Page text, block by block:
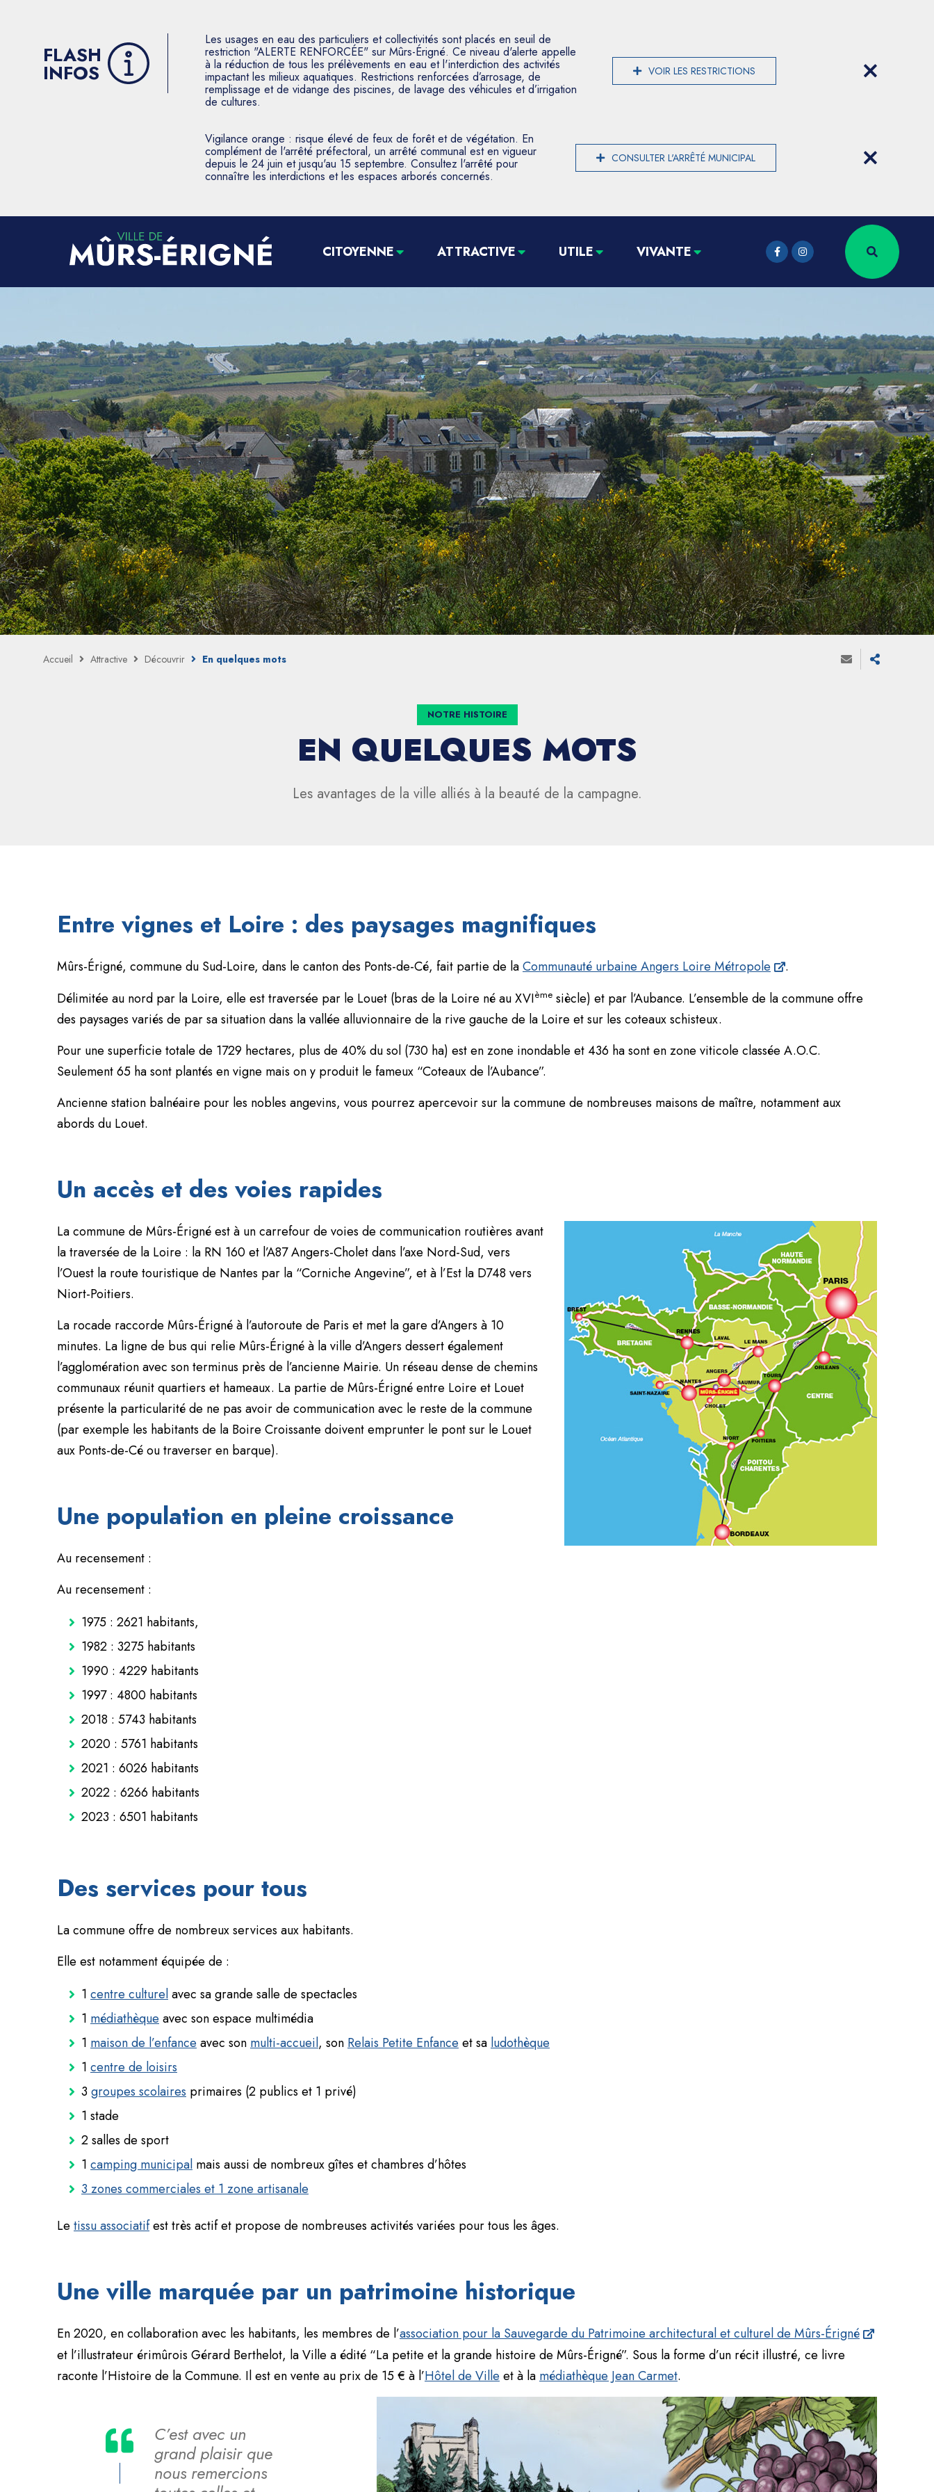
FLASH
INFOS
Les usages en eau des particuliers et collectivités sont placés en seuil de
restriction "ALERTE RENFORCÉE" sur Mûrs-Érigné. Ce niveau d'alerte appelle
à la réduction de tous les prélèvements en eau et l'interdiction des activités
impactant les milieux aquatiques. Restrictions renforcées d’arrosage, de
remplissage et de vidange des piscines, de lavage des véhicules et d’irrigation
de cultures.
VOIR LES RESTRICTIONS
Vigilance orange : risque élevé de feux de forêt et de végétation. En
complément de l'arrêté préfectoral, un arrêté communal est en vigueur
depuis le 24 juin et jusqu'au 15 septembre. Consultez l'arrêté pour
connaître les interdictions et les espaces arborés concernés.
CONSULTER L'ARRÊTÉ MUNICIPAL
CITOYENNE ATTRACTIVE UTILE VIVANTE
Accueil Attractive Découvrir En quelques mots
NOTRE HISTOIRE
EN QUELQUES MOTS
Les avantages de la ville alliés à la beauté de la campagne.
Entre vignes et Loire : des paysages magnifiques
Mûrs-Érigné, commune du Sud-Loire, dans le canton des Ponts-de-Cé, fait partie de laCommunauté urbaine Angers Loire Métropole
.
Délimitée au nord par la Loire, elle est traversée par le Louet (bras de la Loire né au XVIème siècle) et par l’Aubance. L’ensemble de la commune offre
des paysages variés de par sa situation dans la vallée alluvionnaire de la rive gauche de la Loire et sur les coteaux schisteux.
Pour une superficie totale de 1729 hectares, plus de 40% du sol (730 ha) est en zone inondable et 436 ha sont en zone viticole classée A.O.C.
Seulement 65 ha sont plantés en vigne mais on y produit le fameux “Coteaux de l’Aubance”.
Ancienne station balnéaire pour les nobles angevins, vous pourrez apercevoir sur la commune de nombreuses maisons de maître, notamment aux
abords du Louet.
Un accès et des voies rapides
La commune de Mûrs-Érigné est à un carrefour de voies de communication routières avant
la traversée de la Loire : la RN 160 et l’A87 Angers-Cholet dans l’axe Nord-Sud, vers
l’Ouest la route touristique de Nantes par la “Corniche Angevine”, et à l’Est la D748 vers
Niort-Poitiers.
La rocade raccorde Mûrs-Érigné à l’autoroute de Paris et met la gare d’Angers à 10
minutes. La ligne de bus qui relie Mûrs-Érigné à la ville d’Angers dessert également
l’agglomération avec son terminus près de l’ancienne Mairie. Un réseau dense de chemins
communaux réunit quartiers et hameaux. La partie de Mûrs-Érigné entre Loire et Louet
présente la particularité de ne pas avoir de communication avec le reste de la commune
(par exemple les habitants de la Boire Croissante doivent emprunter le pont sur le Louet
aux Ponts-de-Cé ou traverser en barque).
Une population en pleine croissance
Au recensement :
Au recensement :
1975 : 2621 habitants,
1982 : 3275 habitants
1990 : 4229 habitants
1997 : 4800 habitants
2018 : 5743 habitants
2020 : 5761 habitants
2021 : 6026 habitants
2022 : 6266 habitants
2023 : 6501 habitants
Des services pour tous
La commune offre de nombreux services aux habitants.
Elle est notamment équipée de :
1 centre culturelavec sa grande salle de spectacles
1 médiathèque avec son espace multimédia
1 maison de l’enfance avec son multi-accueil, son Relais Petite Enfance et sa ludothèque
1 centre de loisirs
3 groupes scolaires primaires (2 publics et 1 privé)
1 stade
2 salles de sport
1 camping municipal mais aussi de nombreux gîtes et chambres d’hôtes
3 zones commerciales et 1 zone artisanale
Le tissu associatifest très actif et propose de nombreuses activités variées pour tous les âges.
Une ville marquée par un patrimoine historique
En 2020, en collaboration avec les habitants, les membres de l’association pour la Sauvegarde du Patrimoine architectural et culturel de Mûrs-Érigné
et l’illustrateur érimûrois Gérard Berthelot, la Ville a édité “La petite et la grande histoire de Mûrs-Érigné”. Sous la forme d’un récit illustré, ce livre
raconte l’Histoire de la Commune. Il est en vente au prix de 15 € à l’Hôtel de Ville et à la médiathèque Jean Carmet.
C’est avec un
grand plaisir que
nous remercions